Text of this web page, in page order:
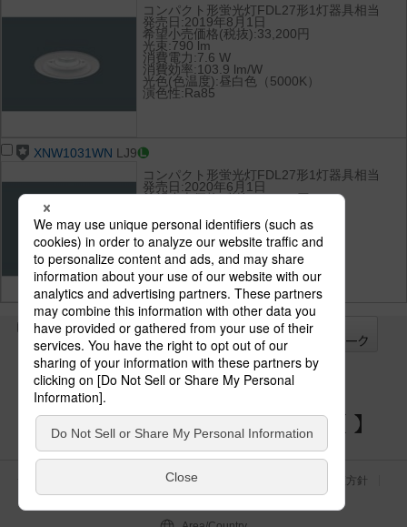
コンパクト形蛍光灯FDL27形1灯器具相当
発売日:2019年8月1日
希望小売価格(税抜):33,200円
光束:790 lm
消費電力:7.6 W
消費効率:103.9 lm/W
光色(色温度):昼白色（5000K）
演色性:Ra85
XNW1031WN LJ9
コンパクト形蛍光灯FDL27形1灯器具相当
発売日:2020年6月1日
希望小売価格(税抜):37,500円
消費電力:7.6 W
消費効率:103.9 lm/W
光色(色温度):昼白色（5000K）
演色性:Ra85
全て
チェック
チェック
した器具を
パナソニックの電気設備 SNSアカウント
クッキーポリシー
個人情報保護方針